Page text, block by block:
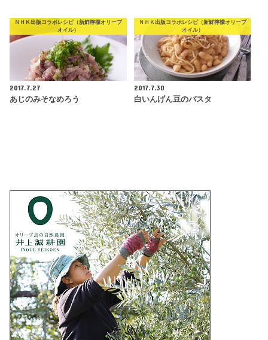
ＮＨＫ出版コラボレシピ（新鮮檸檬オリーブ
オイル）
2017.7.27
あじのみそなめろう
ＮＨＫ出版コラボレシピ（新鮮檸檬オリーブ
オイル）
2017.7.30
白いんげん豆のパスタ